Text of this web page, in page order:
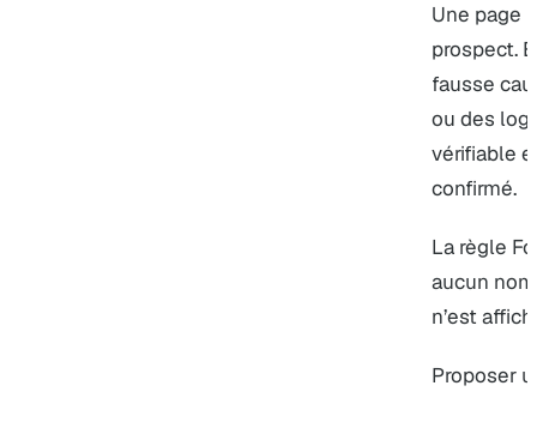
Une page
prospect.
fausse
ou des
vérifiable
confirmé.
La règle
aucun
n’est
Proposer